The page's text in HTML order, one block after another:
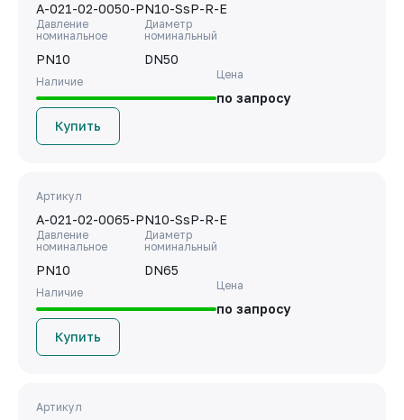
A-021-02-0050-PN10-SsP-R-E
Давление
номинальное
PN10
Диаметр
номинальный
DN50
Наличие
Цена
по запросу
Купить
Артикул
A-021-02-0065-PN10-SsP-R-E
Давление
номинальное
PN10
Диаметр
номинальный
DN65
Наличие
Цена
по запросу
Купить
Артикул